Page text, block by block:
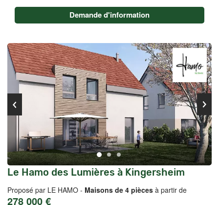
Demande d'information
Le Hamo des Lumières à Kingersheim
Proposé par LE HAMO - Maisons de 4 pièces à partir de
278 000 €